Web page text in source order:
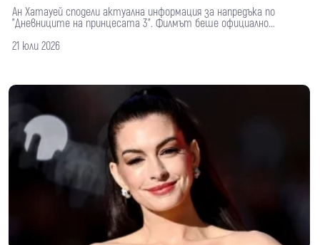
Ан Хатауей сподели актуална информация за напредъка по
"Дневниците на принцесата 3". Филмът беше официално...
21 юли 2026